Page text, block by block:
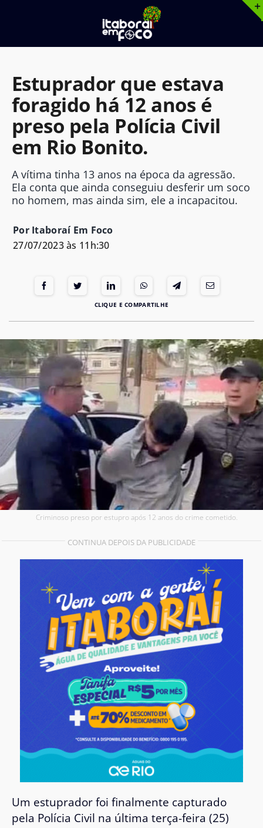
o
Estuprador que estava
foragido há 12 anos é
preso pela Polícia Civil
em Rio Bonito.
A vítima tinha 13 anos na época da agressão.
Ela conta que ainda conseguiu desferir um soco
no homem, mas ainda sim, ele a incapacitou.
Por Itaboraí Em Foco
27/07/2023 às 11h:30
Criminoso preso por estupro após 12 anos do crime cometido.
CONTINUA DEPOIS DA PUBLICIDADE
Um estuprador foi finalmente capturado
pela Polícia Civil na última terça-feira (25)